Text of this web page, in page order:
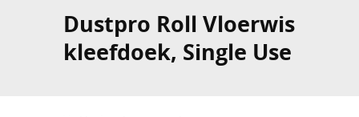
Dustpro Roll Vloerwis
kleefdoek, Single Use